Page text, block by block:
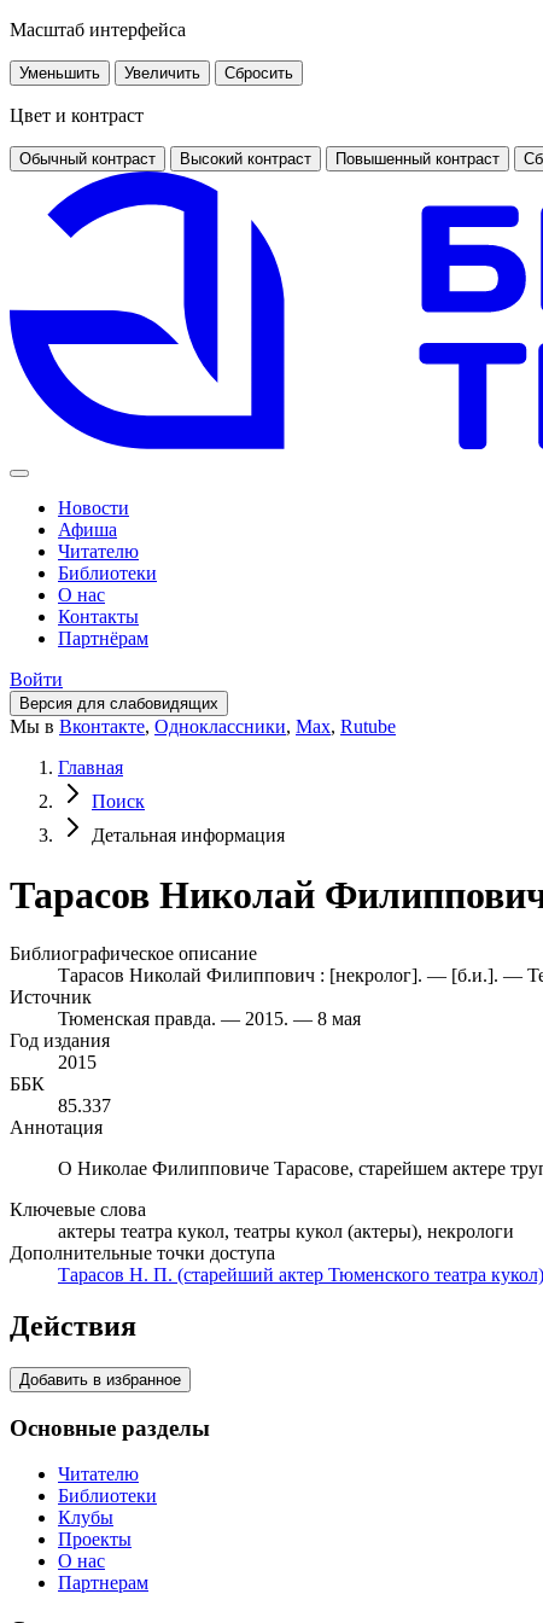
Масштаб интерфейса
Уменьшить Увеличить Сбросить
Цвет и контраст
Обычный контраст Высокий контраст Повышенный контраст
Новости
Афиша
Читателю
Библиотеки
О нас
Контакты
Партнёрам
Войти
Версия для слабовидящих
Мы в Вконтакте, Одноклассники, Max, Rutube
Главная
Поиск
Детальная информация
Тарасов Николай
Библиографическое описание
Тарасов Николай Филиппович : [некролог]. — [б.и.]. —
Источник
Тюменская правда. — 2015. — 8 мая
Год издания
2015
ББК
85.337
Аннотация
О Николае Филипповиче Тарасове, старейшем актере
Ключевые слова
актеры театра кукол, театры кукол (актеры), некрологи
Дополнительные точки доступа
Тарасов Н. П. (старейший актер Тюменского театра
Действия
Добавить в избранное
Основные разделы
Читателю
Библиотеки
Клубы
Проекты
О нас
Партнерам